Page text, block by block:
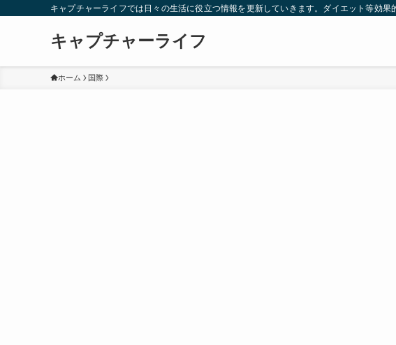
キャプチャーライフでは日々の生活に役立つ情報を更新していきます。ダイエット等効
キャプチャーライフ
ホーム 国際